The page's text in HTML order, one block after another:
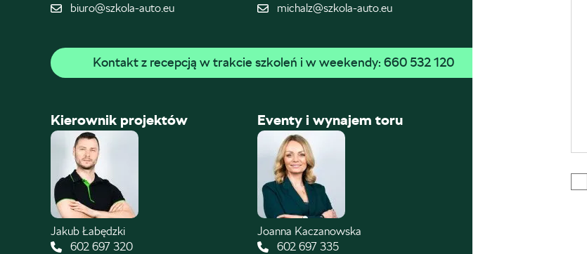
biuro@szkola-auto.eu
michalz@szkola-auto.eu
Kontakt z recepcją w trakcie szkoleń i w weekendy: 660 532 120
Kierownik projektów
Jakub Łabędzki
602 697 320
Eventy i wynajem toru
Joanna Kaczanowska
602 697 335